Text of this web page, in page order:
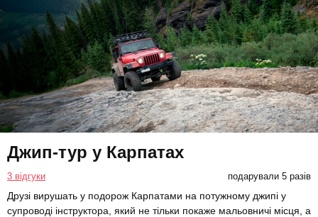
Джип-тур у Карпатах
3 відгуки подарували 5 разів
Друзі вирушать у подорож Карпатами на потужному джипі у
супроводі інструктора, який не тільки покаже мальовничі місця, а